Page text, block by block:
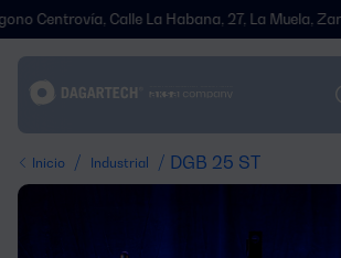
Calle La Habana, 27, La Muela, Zaragoza.
Inicio / Industrial / DGB 25 ST